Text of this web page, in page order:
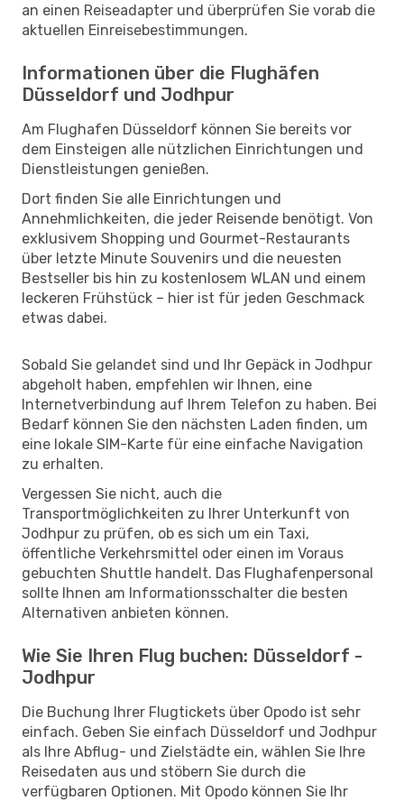
an einen Reiseadapter und überprüfen Sie vorab die
aktuellen Einreisebestimmungen.
Informationen über die Flughäfen
Düsseldorf und Jodhpur
Am Flughafen Düsseldorf können Sie bereits vor
dem Einsteigen alle nützlichen Einrichtungen und
Dienstleistungen genießen.
Dort finden Sie alle Einrichtungen und
Annehmlichkeiten, die jeder Reisende benötigt. Von
exklusivem Shopping und Gourmet-Restaurants
über letzte Minute Souvenirs und die neuesten
Bestseller bis hin zu kostenlosem WLAN und einem
leckeren Frühstück – hier ist für jeden Geschmack
etwas dabei.
Sobald Sie gelandet sind und Ihr Gepäck in Jodhpur
abgeholt haben, empfehlen wir Ihnen, eine
Internetverbindung auf Ihrem Telefon zu haben. Bei
Bedarf können Sie den nächsten Laden finden, um
eine lokale SIM-Karte für eine einfache Navigation
zu erhalten.
Vergessen Sie nicht, auch die
Transportmöglichkeiten zu Ihrer Unterkunft von
Jodhpur zu prüfen, ob es sich um ein Taxi,
öffentliche Verkehrsmittel oder einen im Voraus
gebuchten Shuttle handelt. Das Flughafenpersonal
sollte Ihnen am Informationsschalter die besten
Alternativen anbieten können.
Wie Sie Ihren Flug buchen: Düsseldorf -
Jodhpur
Die Buchung Ihrer Flugtickets über Opodo ist sehr
einfach. Geben Sie einfach Düsseldorf und Jodhpur
als Ihre Abflug- und Zielstädte ein, wählen Sie Ihre
Reisedaten aus und stöbern Sie durch die
verfügbaren Optionen. Mit Opodo können Sie Ihr